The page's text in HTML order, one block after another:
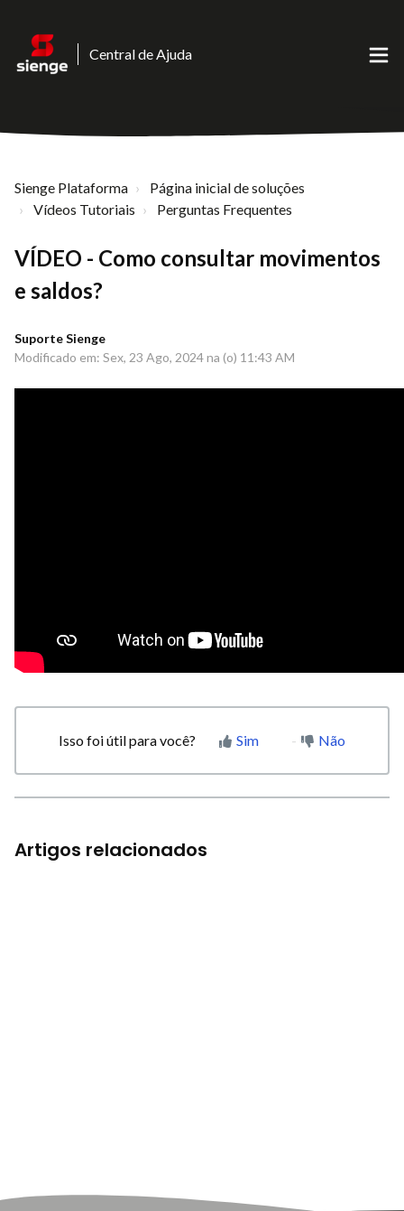
Central de Ajuda
Sienge Plataforma
Página inicial de soluções
Vídeos Tutoriais
Perguntas Frequentes
VÍDEO - Como consultar movimentos
e saldos?
Suporte Sienge
Modificado em: Sex, 23 Ago, 2024 na (o) 11:43 AM
Isso foi útil para você? Sim Não
Artigos relacionados